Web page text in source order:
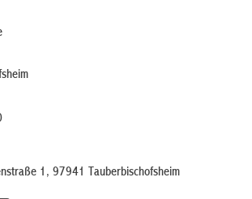
1, 97941 Tauberbischofsheim